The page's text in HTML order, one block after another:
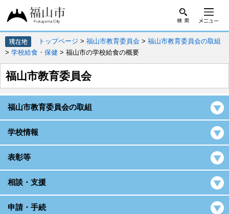
トップページ>福山市教育委員会>福山市教育委員会の取組
>学校給食・保健> 福山市の学校給食の概要
福山市教育委員会
福山市教育委員会の取組
学校情報
表彰等
相談・支援
申請・手続